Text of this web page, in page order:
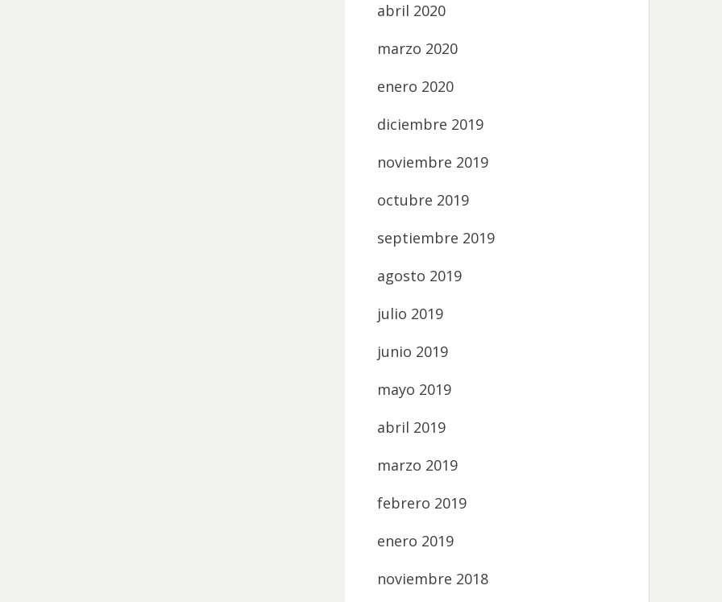
abril 2020
marzo 2020
enero 2020
diciembre 2019
noviembre 2019
octubre 2019
septiembre 2019
agosto 2019
julio 2019
junio 2019
mayo 2019
abril 2019
marzo 2019
febrero 2019
enero 2019
noviembre 2018